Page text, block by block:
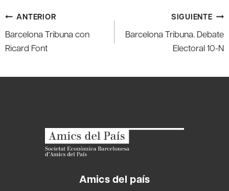
Navegación
de
entradas
ANTERIOR
Barcelona Tribuna con
Ricard Font
SIGUIENTE
Barcelona Tribuna. Debate
Electoral 10-N
Amics del país